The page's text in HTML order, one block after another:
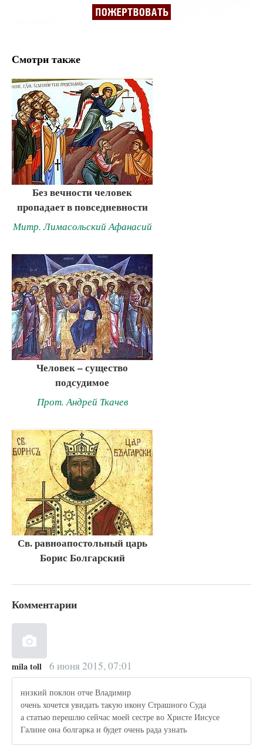
Смотри также
Без вечности человек
пропадает в повседневности
Митр. Лимасольский Афанасий
Человек – существо
подсудимое
Прот. Андрей Ткачев
Св. равноапостольный царь
Борис Болгарский
Комментарии
mila toll 6 июня 2015, 07:01
низкий поклон отче Владимир
очень хочется увидать такую икону Страшного Суда
а статью перешлю сейчас моей сестре во Христе Иисусе
Галине она болгарка и будет очень рада узнать